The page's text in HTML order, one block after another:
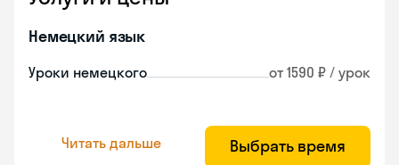
Немецкий язык
Уроки немецкого от 1590 ₽ / урок
Читать дальше Выбрать время